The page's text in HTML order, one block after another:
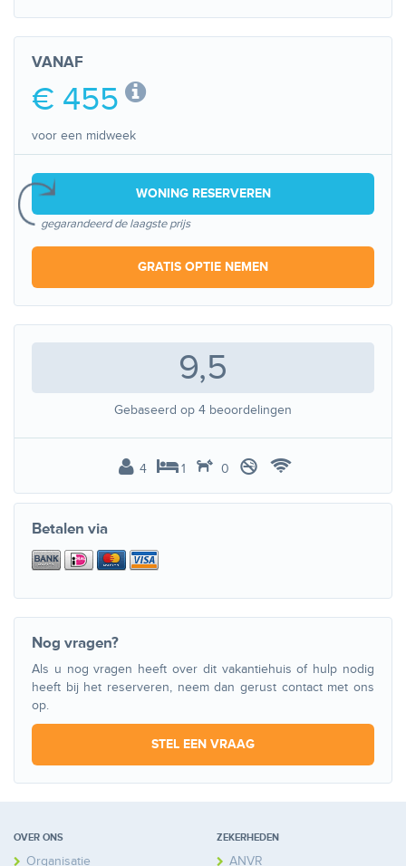
VANAF
€ 455
voor een midweek
WONING RESERVEREN
gegarandeerd de laagste prijs
GRATIS OPTIE NEMEN
9,5
Gebaseerd op 4 beoordelingen
4 1 0
Betalen via
Nog vragen?
Als u nog vragen heeft over dit vakantiehuis of hulp nodig
heeft bij het reserveren, neem dan gerust contact met ons
op.
STEL EEN VRAAG
OVER ONS
Organisatie
ZEKERHEDEN
ANVR